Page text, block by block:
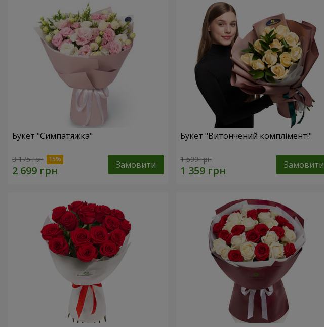
Букет "Симпатяжка"
3 175 грн Замовити
Букет "Витончений комплімент!"
1 599 грн Замовити